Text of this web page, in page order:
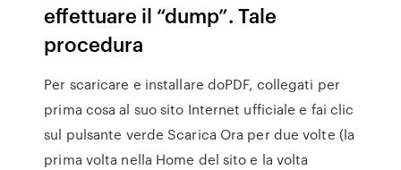
effettuare il “dump”. Tale
procedura
Per scaricare e installare doPDF, collegati per
prima cosa al suo sito Internet ufficiale e fai clic
sul pulsante verde Scarica Ora per due volte (la
prima volta nella Home del sito e la volta